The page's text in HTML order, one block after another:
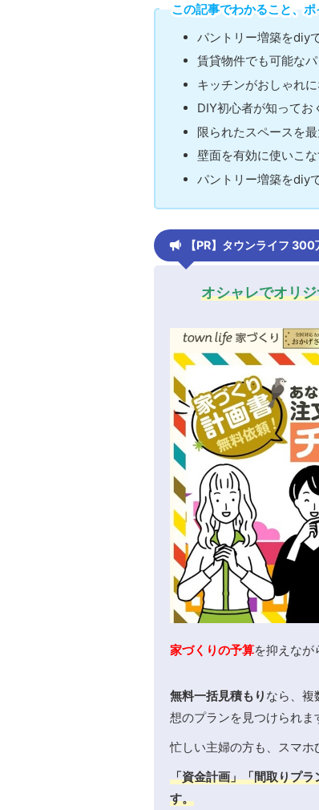
この記事でわかること、
パントリー増築をdiy
賃貸物件でも可能な
キッチンがおしゃれ
DIY初心者が知ってお
限られたスペースを
壁面を有効に使いこ
パントリー増築をdiy
【PR】タウンライフ
オシャレでオリ
家づくりの予算を抑えなが
無料一括見積もり なら、複
想のプランを見つけられま
忙しい主婦の方も、スマホ
「資金計画」「間取りプ
す。